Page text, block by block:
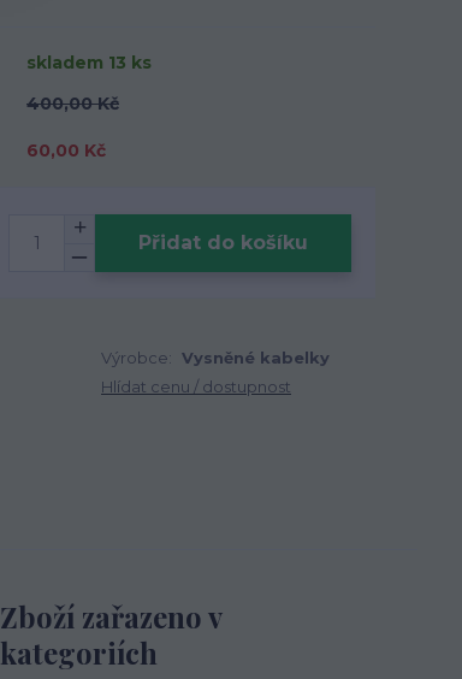
skladem 13 ks
400,00 Kč
60,00 Kč
Přidat do košíku
Výrobce: Vysněné kabelky
Hlídat cenu / dostupnost
Zboží zařazeno v
kategoriích